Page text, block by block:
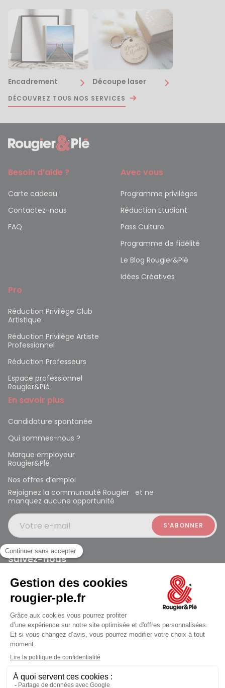
jusqu'au Lundi à 09:30
Encadrement Découpe laser
DÉCOUVREZ TOUS NOS SERVICES
Besoin d’aide ?
Carte cadeau
Contactez-nous
FAQ
Avec vous
Programme privilèges
Réduction Etudiant
Pass Culture
Programme de fidélité
Le Blog Rougier&Plé
Idées Créatives
Pro
Réduction Privilège Club
Artistique
Réduction Privilège Artiste
Professionnel
Réduction Professeurs
Espace professionnel
Rougier&Plé
En savoir plus
Candidature spontanée
Qui sommes-nous ?
Marque employeur
Rougier&Plé
Nos offres d’emploi
Rejoignez la communauté Rougier et ne
manquez aucune opportunité
Votre e-mail
Suivez-nous
Rougier et Plé 2024 Copyright
Mentions légales
Conditions générales des ventes